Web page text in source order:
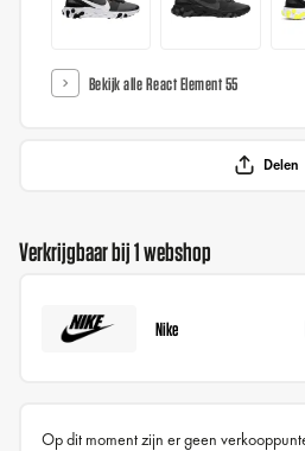
Bekijk alle React Element 55
Delen
Verkrijgbaar bij 1 webshop
Nike
Op dit moment zijn er geen